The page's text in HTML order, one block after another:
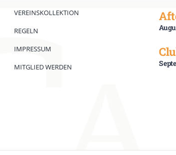
VEREINSKOLLEKTION
REGELN
IMPRESSUM
MITGLIED WERDEN